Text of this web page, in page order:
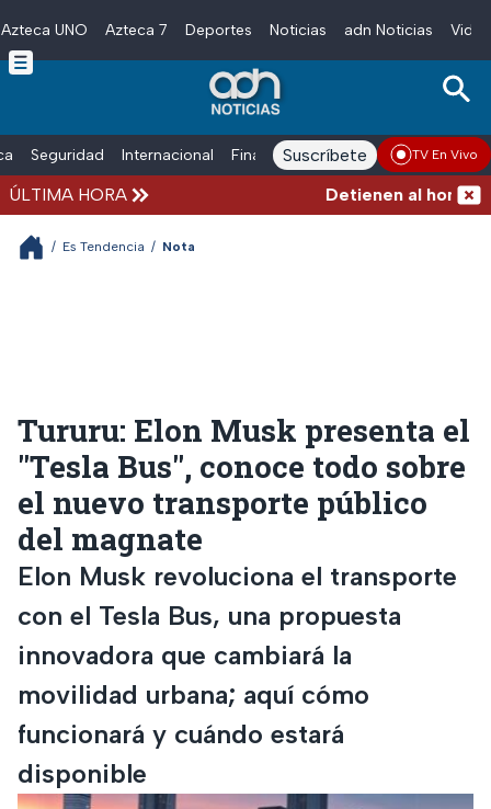
Skip to main content
Azteca UNO Azteca 7 Deportes Noticias adn Noticias
Seguridad Internacional Finanzas adn Noticias Radio
Suscríbete TV En Vivo
ÚLTIMA HORA Detienen al hombre
/ Es Tendencia / Nota
Tururu: Elon Musk presenta el
"Tesla Bus", conoce todo sobre
el nuevo transporte público
del magnate
Elon Musk revoluciona el transporte
con el Tesla Bus, una propuesta
innovadora que cambiará la
movilidad urbana; aquí cómo
funcionará y cuándo estará
disponible